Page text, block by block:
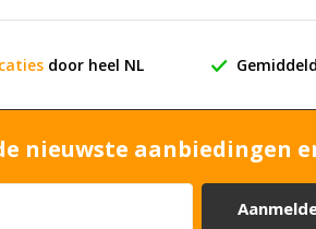
door heel NL
nieuwste aanbiedingen